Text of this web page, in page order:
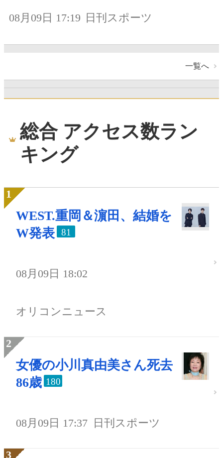
08月09日 17:19 日刊スポーツ
一覧へ
総合 アクセス数ラン
キング
WEST.重岡＆濵田、結婚を
W発表
81
08月09日 18:02
オリコンニュース
女優の小川真由美さん死去
86歳 180
08月09日 17:37 日刊スポーツ